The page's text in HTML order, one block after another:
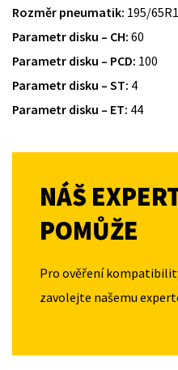
Rozměr pneumatik: 195/
Parametr disku – CH: 60
Parametr disku – PCD: 100
Parametr disku – ST: 4
Parametr disku – ET: 44
NÁŠ
POMŮŽE
Pro ověření
zavolejte našemu